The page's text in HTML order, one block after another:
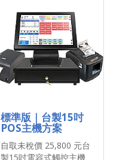
標準版｜台製15吋
POS主機方案
自取未稅價 25,800 元台
製15吋電容式觸控主機